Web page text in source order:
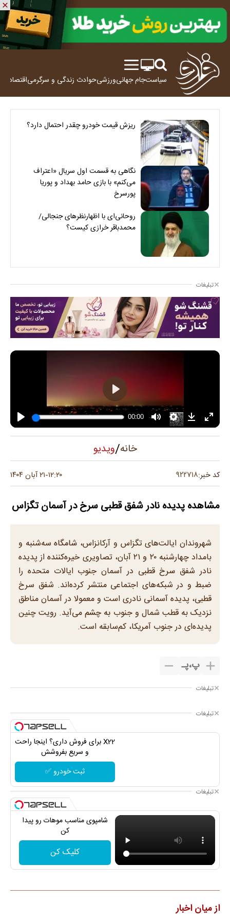
سیاستجام جهانیورزشیحوادث زندگی و سرگرمیاقتصاد
ریزش قیمت خودرو چقدر احتمال دارد؟
نگاهی به قسمت اول سریال «اعتراف
می‌کنم» با بازی حامد بهداد و پوریا
پورسرخ
روحانی‌ای با اظهارنظرهای جنجالی/
محمدباقر خرازی کیست؟
تبلیغات
خانه/ویدیو
کد خبر:۹۲۲۷۱۸ ۱۲:۲۰-۲۱ آبان ۱۴۰۴
مشاهده پدیده نادر شفق قطبی سرخ در آسمان تگزاس
شهروندان ایالت‌های تگزاس و آرکانزاس، شامگاه سه‌شنبه و
بامداد چهارشنبه ۲۰ و ۲۱ آبان، تصاویری خیره‌کننده از پدیده
نادر شفق سرخ قطبی در آسمان جنوب ایالات متحده را
ضبط و در شبکه‌های اجتماعی منتشر کرده‌اند. شفق سرخ
قطبی، پدیده‌ آسمانی نادری است و معمولا در آسمان مناطق
نزدیک به قطب شمال و جنوب به چشم می‌آید. رویت چنین
پدیده‌ای در جنوب آمریکا، کم‌سابقه است.
پ،پـ
تبلیغات
تبلیغات
X22 برای فروش داری؟ اینجا راحت
و سریع بفروشش
ثبت خودرو ✅
تبلیغات
شامپوی مناسب موهات رو پیدا
کن
کلیک کن
از میان اخبار